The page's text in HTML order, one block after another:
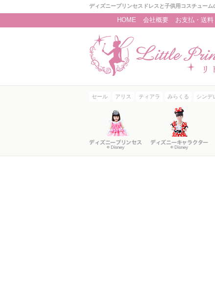
ディズニープリンセスドレスと子供用コスチューム
HOME
会社概要 お支払・送料
セール アリス ティアラ みらくる シンデ